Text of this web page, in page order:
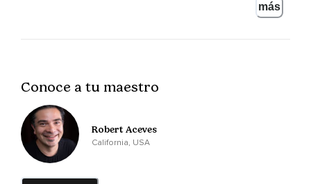
Hace ya muchos años,
Mi mayor meta en la vida era convertirme en un monje
budista.
Quería vivir feliz en un monasterio Zen,
En Japón y aprender directamente del mejor maestro del
más
Conoce a tu maestro
Robert Aceves
California, USA